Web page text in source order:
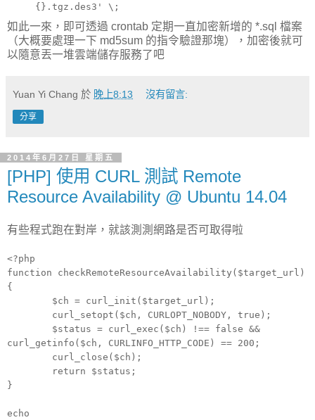
{}.tgz.des3' \;
如此一來，即可透過 crontab 定期一直加密新增的 *.sql 檔案
（大概要處理一下 md5sum 的指令驗證那塊），加密後就可
以隨意丟一堆雲端儲存服務了吧
Yuan Yi Chang 於 晚上8:13 沒有留言:
分享
2014年6月27日 星期五
[PHP] 使用 CURL 測試 Remote
Resource Availability @ Ubuntu 14.04
有些程式跑在對岸，就該測測網路是否可取得啦
<?php
function checkRemoteResourceAvailability($target_url)
{
$ch = curl_init($target_url);
curl_setopt($ch, CURLOPT_NOBODY, true);
$status = curl_exec($ch) !== false &&
curl_getinfo($ch, CURLINFO_HTTP_CODE) == 200;
curl_close($ch);
return $status;
}
echo